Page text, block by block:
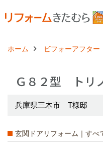
ホーム ビフォーアフター
Ｇ８２型 トリ
兵庫県三木市 T様邸
玄関ドアリフォーム｜すべ